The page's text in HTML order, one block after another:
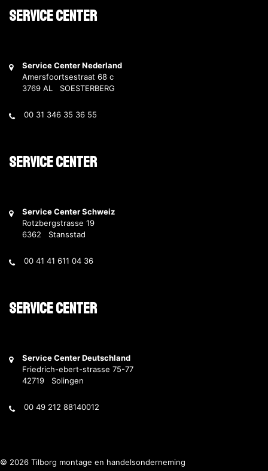
Service Center
Service Center Nederland
Amersfoortsestraat 68 c
3769 AL SOESTERBERG
00 31 346 35 36 55
Service Center
Service Center Schweiz
Rotzbergstrasse 19
6362 Stansstad
00 41 41 611 04 36
Service Center
Service Center Deutschland
Friedrich-ebert-strasse 75-77
42719 Solingen
00 49 212 88140012
© 2026 Tilborg montage en handelsonderneming